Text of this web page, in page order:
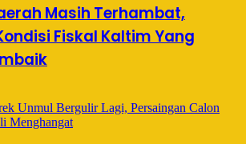
Masih Terhambat,
Fiskal Kaltim Yang